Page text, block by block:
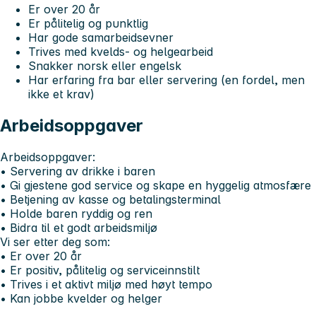
Er over 20 år
Er pålitelig og punktlig
Har gode samarbeidsevner
Trives med kvelds- og helgearbeid
Snakker norsk eller engelsk
Har erfaring fra bar eller servering (en fordel, men
ikke et krav)
Arbeidsoppgaver
Arbeidsoppgaver:
• Servering av drikke i baren
• Gi gjestene god service og skape en hyggelig atmosfære
• Betjening av kasse og betalingsterminal
• Holde baren ryddig og ren
• Bidra til et godt arbeidsmiljø
Vi ser etter deg som:
• Er over 20 år
• Er positiv, pålitelig og serviceinnstilt
• Trives i et aktivt miljø med høyt tempo
• Kan jobbe kvelder og helger